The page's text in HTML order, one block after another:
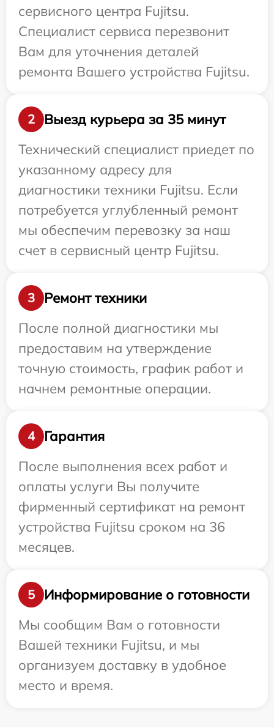
сервисного центра Fujitsu.
Специалист сервиса перезвонит
Вам для уточнения деталей
ремонта Вашего устройства Fujitsu.
2
Выезд курьера за 35 минут
Технический специалист приедет по
указанному адресу для
диагностики техники Fujitsu. Если
потребуется углубленный ремонт
мы обеспечим перевозку за наш
счет в сервисный центр Fujitsu.
3
Ремонт техники
После полной диагностики мы
предоставим на утверждение
точную стоимость, график работ и
начнем ремонтные операции.
4
Гарантия
После выполнения всех работ и
оплаты услуги Вы получите
фирменный сертификат на ремонт
устройства Fujitsu сроком на 36
месяцев.
5
Информирование о готовности
Мы сообщим Вам о готовности
Вашей техники Fujitsu, и мы
организуем доставку в удобное
место и время.